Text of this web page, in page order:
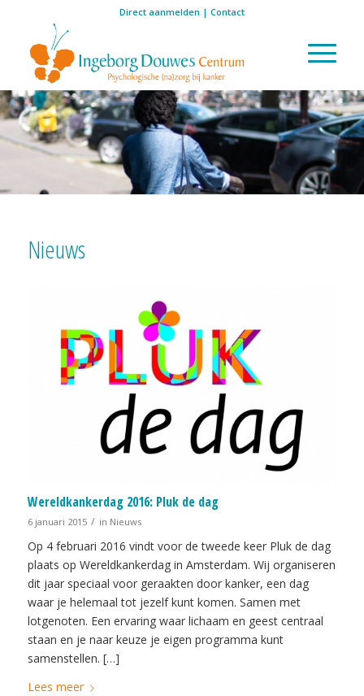
Direct aanmelden | Contact
Nieuws
Wereldkankerdag 2016: Pluk de dag
6 januari 2015 / in Nieuws
Op 4 februari 2016 vindt voor de tweede keer Pluk de dag
plaats op Wereldkankerdag in Amsterdam. Wij organiseren
dit jaar speciaal voor geraakten door kanker, een dag
waar je helemaal tot jezelf kunt komen. Samen met
lotgenoten. Een ervaring waar lichaam en geest centraal
staan en je naar keuze je eigen programma kunt
samenstellen. […]
Lees meer